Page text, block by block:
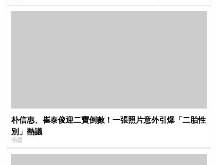
朴信惠、崔泰俊迎二寶倒數！一張照片意外引爆「二胎性
別」熱議
明星